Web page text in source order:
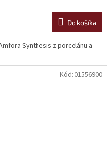
Do košíka
Synthesis z porcelánu a
Kód: 01556900